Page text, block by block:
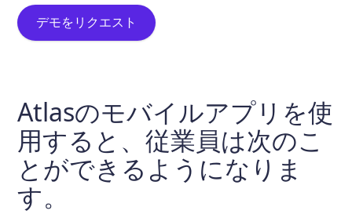
デモをリクエスト
Atlasのモバイルアプリを使用すると、従業員は次のこ
Atlasのモバイルアプリを使
用すると、従業員は次のこ
とができるようになりま
す。